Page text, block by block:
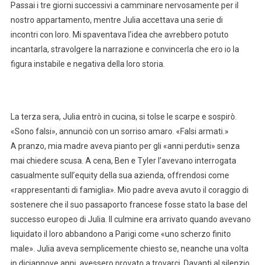
Passai i tre giorni successivi a camminare nervosamente per il
nostro appartamento, mentre Julia accettava una serie di
incontri con loro. Mi spaventava l’idea che avrebbero potuto
incantarla, stravolgere la narrazione e convincerla che ero io la
figura instabile e negativa della loro storia.
La terza sera, Julia entrò in cucina, si tolse le scarpe e sospirò.
«Sono falsi», annunciò con un sorriso amaro. «Falsi armati.»
A pranzo, mia madre aveva pianto per gli «anni perduti» senza
mai chiedere scusa. A cena, Ben e Tyler l’avevano interrogata
casualmente sull’equity della sua azienda, offrendosi come
«rappresentanti di famiglia». Mio padre aveva avuto il coraggio di
sostenere che il suo passaporto francese fosse stato la base del
successo europeo di Julia. Il culmine era arrivato quando avevano
liquidato il loro abbandono a Parigi come «uno scherzo finito
male». Julia aveva semplicemente chiesto se, neanche una volta